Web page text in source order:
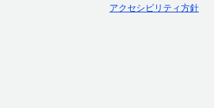
アクセシビリティ方針